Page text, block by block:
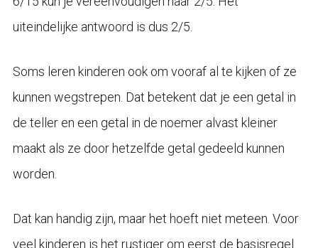
uiteindelijke antwoord is dus 2/5.
Soms leren kinderen ook om vooraf al te kijken of ze
kunnen wegstrepen. Dat betekent dat je een getal in
de teller en een getal in de noemer alvast kleiner
maakt als ze door hetzelfde getal gedeeld kunnen
worden.
Dat kan handig zijn, maar het hoeft niet meteen. Voor
veel kinderen is het rustiger om eerst de basisregel